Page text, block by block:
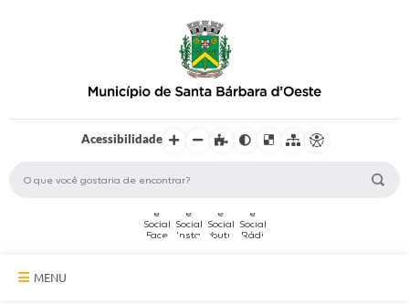
Acessibilidade
MENU